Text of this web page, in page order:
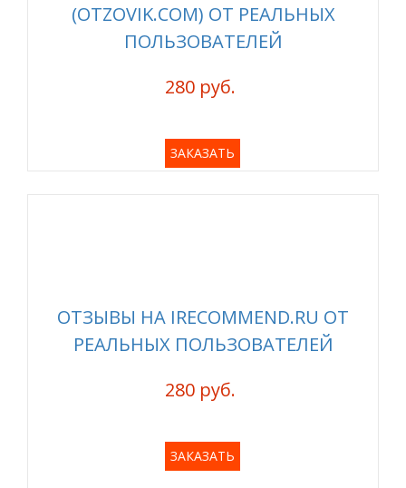
(OTZOVIK.COM) ОТ РЕАЛЬНЫХ
ПОЛЬЗОВАТЕЛЕЙ
280 руб.
ЗАКАЗАТЬ
ОТЗЫВЫ НА IRECOMMEND.RU ОТ
РЕАЛЬНЫХ ПОЛЬЗОВАТЕЛЕЙ
280 руб.
ЗАКАЗАТЬ